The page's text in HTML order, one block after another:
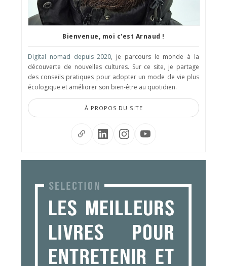
Bienvenue, moi c'est Arnaud !
Digital nomad depuis 2020, je parcours le monde à la
découverte de nouvelles cultures. Sur ce site, je partage
des conseils pratiques pour adopter un mode de vie plus
écologique et améliorer son bien-être au quotidien.
À PROPOS DU SITE